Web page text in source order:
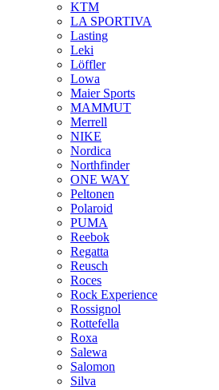
KTM
LA SPORTIVA
Lasting
Leki
Löffler
Lowa
Maier Sports
MAMMUT
Merrell
NIKE
Nordica
Northfinder
ONE WAY
Peltonen
Polaroid
PUMA
Reebok
Regatta
Reusch
Roces
Rock Experience
Rossignol
Rottefella
Roxa
Salewa
Salomon
Silva